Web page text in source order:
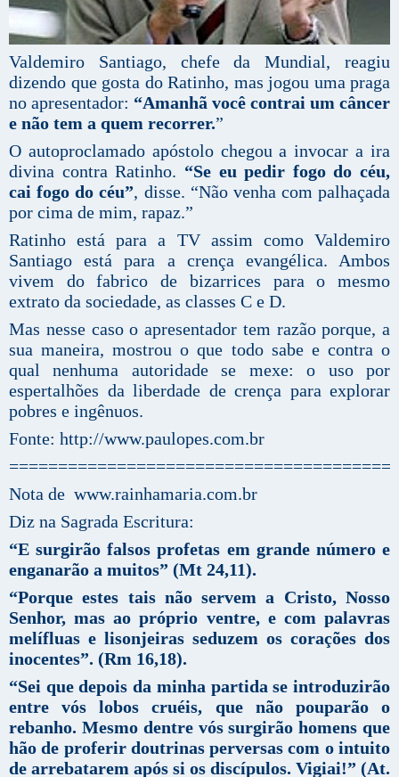
Valdemiro Santiago, chefe da Mundial, reagiu
dizendo que gosta do Ratinho, mas jogou uma praga
no apresentador: “Amanhã você contrai um câncer
e não tem a quem recorrer.”
O autoproclamado apóstolo chegou a invocar a ira
divina contra Ratinho. “Se eu pedir fogo do céu,
cai fogo do céu”, disse. “Não venha com palhaçada
por cima de mim, rapaz.”
Ratinho está para a TV assim como Valdemiro
Santiago está para a crença evangélica. Ambos
vivem do fabrico de bizarrices para o mesmo
extrato da sociedade, as classes C e D.
Mas nesse caso o apresentador tem razão porque, a
sua maneira, mostrou o que todo sabe e contra o
qual nenhuma autoridade se mexe: o uso por
espertalhões da liberdade de crença para explorar
pobres e ingênuos.
Fonte: http://www.paulopes.com.br
Nota de www.rainhamaria.com.br
Diz na Sagrada Escritura:
“E surgirão falsos profetas em grande número e
enganarão a muitos” (Mt 24,11).
“Porque estes tais não servem a Cristo, Nosso
Senhor, mas ao próprio ventre, e com palavras
melífluas e lisonjeiras seduzem os corações dos
inocentes”. (Rm 16,18).
“Sei que depois da minha partida se introduzirão
entre vós lobos cruéis, que não pouparão o
rebanho. Mesmo dentre vós surgirão homens que
hão de proferir doutrinas perversas com o intuito
de arrebatarem após si os discípulos. Vigiai!” (At.